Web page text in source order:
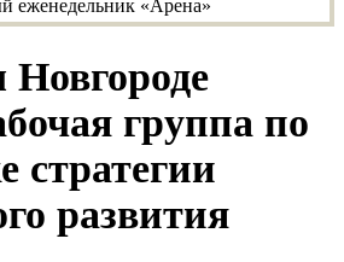
группа по
стратегии
развития